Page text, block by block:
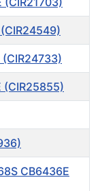
(CIR25855)
CB6436E